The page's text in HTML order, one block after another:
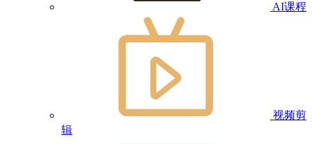
AI课程
视频剪
辑